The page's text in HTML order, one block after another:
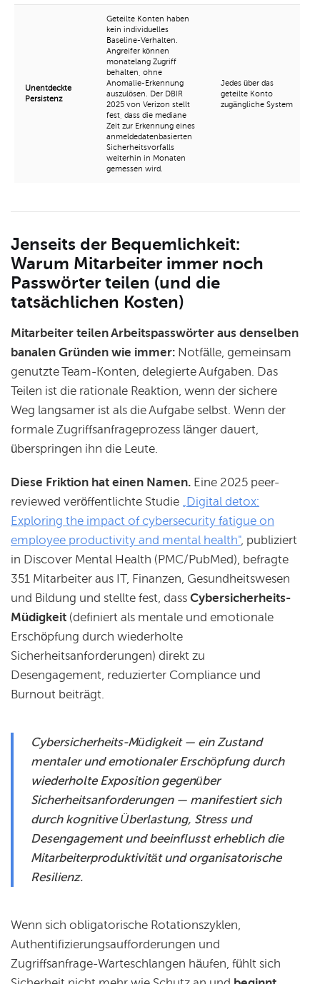
Unentdeckte
Persistenz
Geteilte Konten haben
kein individuelles
Baseline-Verhalten.
Angreifer können
monatelang Zugriff
behalten, ohne
Anomalie-Erkennung
auszulösen. Der DBIR
2025 von Verizon stellt
fest, dass die mediane
Zeit zur Erkennung eines
anmeldedatenbasierten
Sicherheitsvorfalls
weiterhin in Monaten
gemessen wird.
Jedes über das
geteilte Konto
zugängliche System
Jenseits der Bequemlichkeit:
Warum Mitarbeiter immer noch
Passwörter teilen (und die
tatsächlichen Kosten)
Mitarbeiter teilen Arbeitspasswörter aus denselben
banalen Gründen wie immer: Notfälle, gemeinsam
genutzte Team-Konten, delegierte Aufgaben. Das
Teilen ist die rationale Reaktion, wenn der sichere
Weg langsamer ist als die Aufgabe selbst. Wenn der
formale Zugriffsanfrageprozess länger dauert,
überspringen ihn die Leute.
Diese Friktion hat einen Namen. Eine 2025 peer-
reviewed veröffentlichte Studie „Digital detox:
Exploring the impact of cybersecurity fatigue on
employee productivity and mental health", publiziert
in Discover Mental Health (PMC/PubMed), befragte
351 Mitarbeiter aus IT, Finanzen, Gesundheitswesen
und Bildung und stellte fest, dass Cybersicherheits-
Müdigkeit (definiert als mentale und emotionale
Erschöpfung durch wiederholte
Sicherheitsanforderungen) direkt zu
Desengagement, reduzierter Compliance und
Burnout beiträgt.
Cybersicherheits-Müdigkeit — ein Zustand
mentaler und emotionaler Erschöpfung durch
wiederholte Exposition gegenüber
Sicherheitsanforderungen — manifestiert sich
durch kognitive Überlastung, Stress und
Desengagement und beeinflusst erheblich die
Mitarbeiterproduktivität und organisatorische
Resilienz.
Wenn sich obligatorische Rotationszyklen,
Authentifizierungsaufforderungen und
Zugriffsanfrage-Warteschlangen häufen, fühlt sich